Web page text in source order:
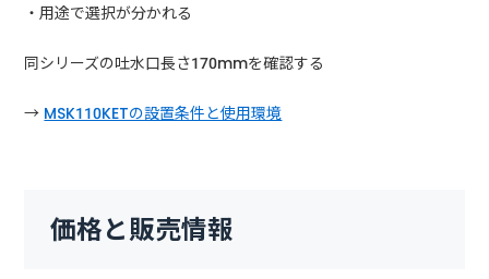
・用途で選択が分かれる
同シリーズの吐水口長さ170mmを確認する
→ MSK110KETの設置条件と使用環境
価格と販売情報